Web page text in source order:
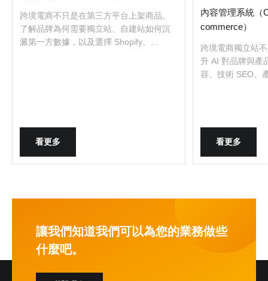
跨境電商不只是在第三方平台上架商品。
了解品牌為何需要獨立站、自建站如何沉
澱第一方數據，以及選擇 Shopify、
看更多
內容管理系統（
commerce）
跨境電商獨立站
升 AI 對品牌與產
容、技術 SEO、
看更多
讓我們知道我們可以為您的業務做些
什麼吧。